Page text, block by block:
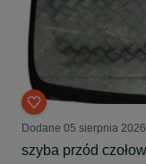
Dodane 05 sierpnia 2026
szyba przód